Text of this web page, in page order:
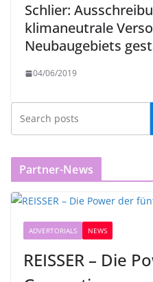
Schlier:
klimaneutrale
Neubaugebiets
04/06/2019
Partner-News
ADVERTORIALS NEWS
REISSER – Die